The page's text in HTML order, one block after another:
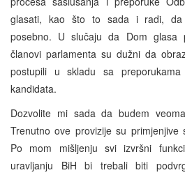
glasati, kao što to sada i radi, da
posebno. U slučaju da Dom glasa
članovi parlamenta su dužni da
postupili u skladu sa
kandidata.
Dozvolite mi sada da budem
Trenutno ove provizije su primjenjive
Po mom mišljenju svi izvršni
uravljanju BiH bi trebali biti